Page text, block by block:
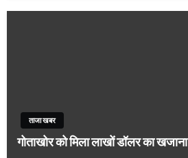
ताजा खबर
गोताखोर को मिला लाखों डॉलर का खजाना